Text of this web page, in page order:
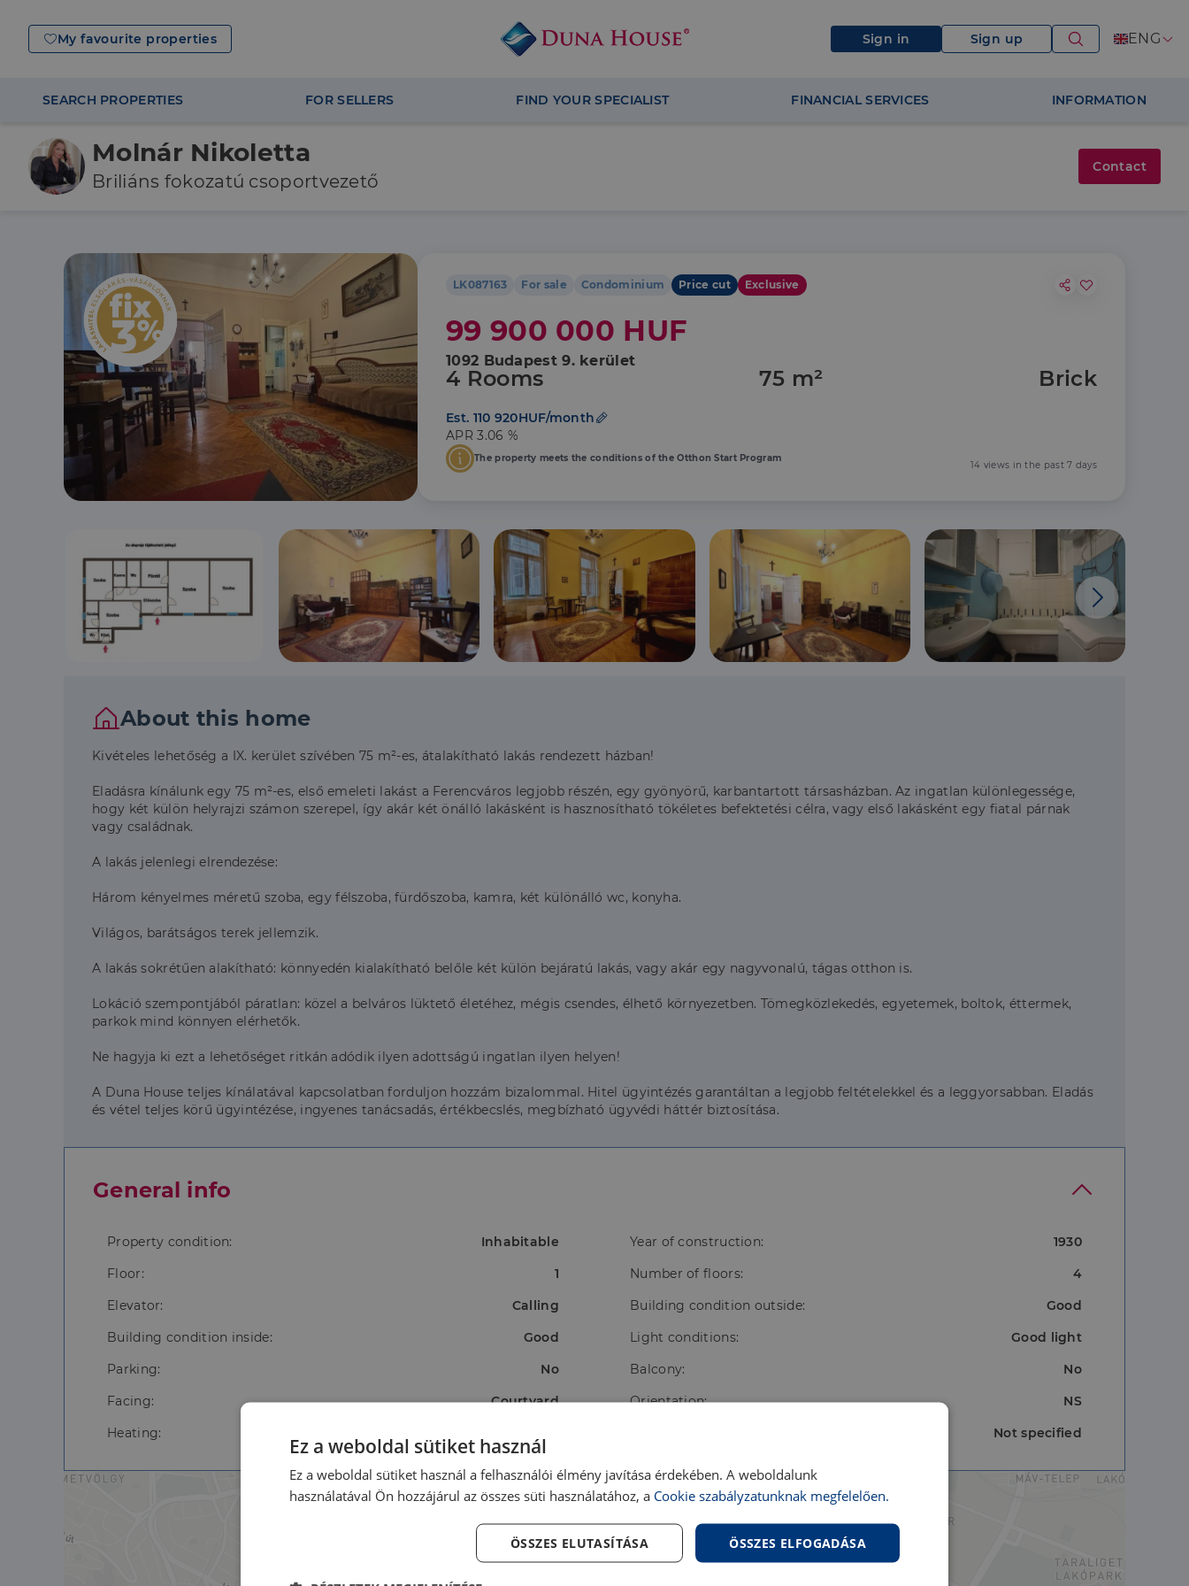
My favourite properties Sign in Sign up ENG
SEARCH PROPERTIES FOR SELLERS FIND YOUR SPECIALIST FINANCIAL SERVICES INFORMATION
LK087163 For sale Condominium Price cut Exclusive
99 900 000 HUF
1092 Budapest 9. kerület
4 Rooms 75 m² Brick
Est. 110 920HUF/month
APR 3.06 %
The property meets the conditions of the Otthon Start Program
14 views in the past 7 days
About this home
Kivételes lehetőség a IX. kerület szívében 75 m²-es, átalakítható lakás rendezett házban!
Eladásra kínálunk egy 75 m²-es, első emeleti lakást a Ferencváros legjobb részén, egy gyönyörű, karbantartott társasházban. Az ingatlan különlegessége,
hogy két külön helyrajzi számon szerepel, így akár két önálló lakásként is hasznosítható tökéletes befektetési célra, vagy első lakásként egy fiatal párnak
vagy családnak.
A lakás jelenlegi elrendezése:
Három kényelmes méretű szoba, egy félszoba, fürdőszoba, kamra, két különálló wc, konyha.
Világos, barátságos terek jellemzik.
A lakás sokrétűen alakítható: könnyedén kialakítható belőle két külön bejáratú lakás, vagy akár egy nagyvonalú, tágas otthon is.
Lokáció szempontjából páratlan: közel a belváros lüktető életéhez, mégis csendes, élhető környezetben. Tömegközlekedés, egyetemek, boltok, éttermek,
parkok mind könnyen elérhetők.
Ne hagyja ki ezt a lehetőséget ritkán adódik ilyen adottságú ingatlan ilyen helyen!
A Duna House teljes kínálatával kapcsolatban forduljon hozzám bizalommal. Hitel ügyintézés garantáltan a legjobb feltételekkel és a leggyorsabban. Eladás
és vétel teljes körű ügyintézése, ingyenes tanácsadás, értékbecslés, megbízható ügyvédi háttér biztosítása.
General info
Property condition: Inhabitable Year of construction:
1930
Floor:
1 Number of floors:
4
Elevator:
Calling Building condition outside:
Good
Building condition inside:
Good Light conditions:
Good light
Parking:
No Balcony:
No
Facing:
Courtyard Orientation:
NS
Heating:
Not specified
Molnár Nikoletta
Briliáns fokozatú csoportvezető
Contact
Ez a weboldal sütiket használ
Ez a weboldal sütiket használ a felhasználói élmény javítása érdekében. A weboldalunk
használatával Ön hozzájárul az összes süti használatához, a Cookie szabályzatunknak megfelelően.
ÖSSZES ELFOGADÁSA
ÖSSZES ELUTASÍTÁSA